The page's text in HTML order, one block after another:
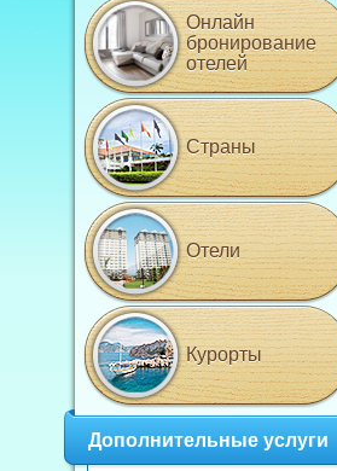
Онлайн
бронирование
отелей
Страны
Отели
Курорты
Дополнительные услуги